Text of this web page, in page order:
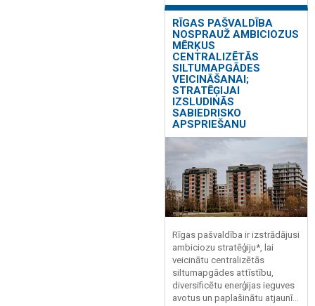
RĪGAS PAŠVALDĪBA
NOSPRAUŽ AMBICIOZUS
MĒRĶUS
CENTRALIZĒTĀS
SILTUMAPGĀDES
VEICINĀŠANAI;
STRATĒĢIJAI
IZSLUDINĀS
SABIEDRISKO
APSPRIEŠANU
Rīgas pašvaldība ir izstrādājusi
ambiciozu stratēģiju*, lai
veicinātu centralizētās
siltumapgādes attīstību,
diversificētu enerģijas ieguves
avotus un paplašinātu atjaunī...